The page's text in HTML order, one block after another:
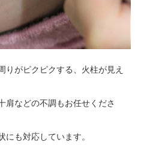
りがピクピクする、火柱が見え
肩などの不調もお任せくださ
にも対応しています。